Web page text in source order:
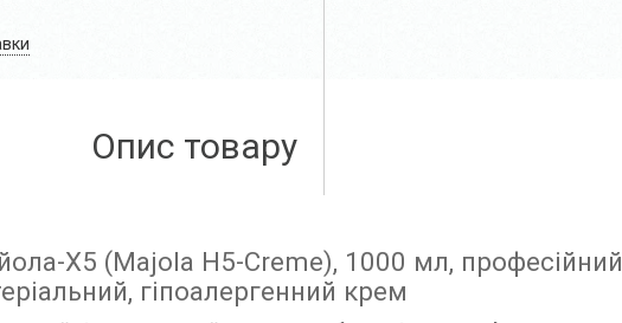
Опис товару
Х5 (Majola H5-Creme), 1000 мл, професійний
гіпоалергенний крем